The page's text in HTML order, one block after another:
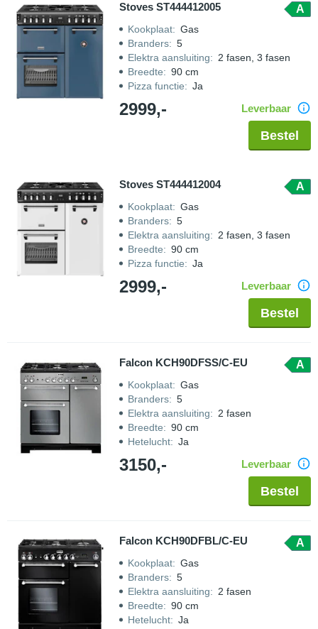
Stoves ST444412005 A
Kookplaat: Gas
Branders: 5
Elektra aansluiting: 2 fasen, 3 fasen
Breedte: 90 cm
Pizza functie: Ja
2999,- Leverbaar
Bestel
Stoves ST444412004 A
Kookplaat: Gas
Branders: 5
Elektra aansluiting: 2 fasen, 3 fasen
Breedte: 90 cm
Pizza functie: Ja
2999,- Leverbaar
Bestel
Falcon KCH90DFSS/C-EU A
Kookplaat: Gas
Branders: 5
Elektra aansluiting: 2 fasen
Breedte: 90 cm
Hetelucht: Ja
3150,- Leverbaar
Bestel
Falcon KCH90DFBL/C-EU A
Kookplaat: Gas
Branders: 5
Elektra aansluiting: 2 fasen
Breedte: 90 cm
Hetelucht: Ja